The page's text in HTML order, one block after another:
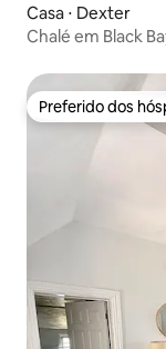
Casa ⋅ Dexter
Chalé em Black
Preferido dos
Preferido dos